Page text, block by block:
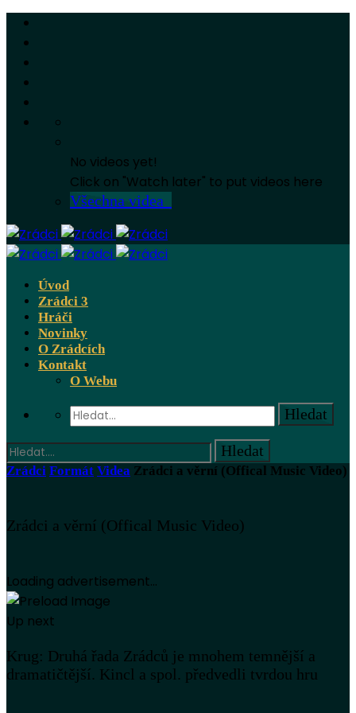
No videos yet!
Click on "Watch later" to put videos here
Všechna videa
Úvod
Zrádci 3
Hráči
Novinky
O Zrádcích
Kontakt
O Webu
Zrádci Formát Videa Zrádci a věrní (Offical Music Video)
Zrádci a věrní (Offical Music Video)
Loading advertisement...
Up next
Krug: Druhá řada Zrádců je mnohem temnější a
dramatičtější. Kincl a spol. předvedli tvrdou hru